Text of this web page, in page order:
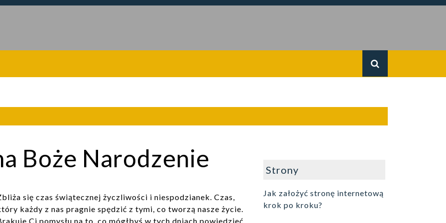
Boże Narodzenie
się czas świątecznej życzliwości i niespodzianek. Czas,
każdy z nas pragnie spędzić z tymi, co tworzą nasze życie.
Ci pomysłu na to, co mógłbyś w tych dniach powiedzieć
Strony
Jak założyć stronę internetową
krok po kroku?